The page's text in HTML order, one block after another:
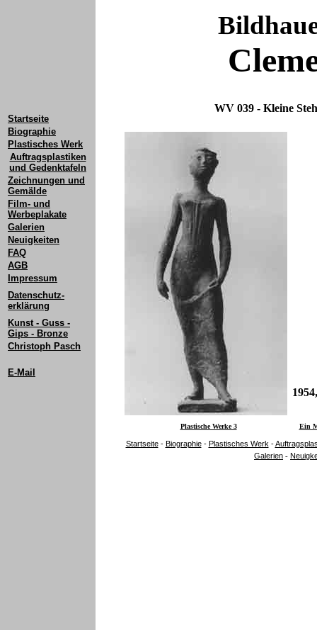
Startseite
Biographie
Plastisches Werk
Auftragsplastiken
und Gedenktafeln
Zeichnungen und
Gemälde
Film- und
Werbeplakate
Galerien
Neuigkeiten
FAQ
AGB
Impressum
Datenschutz-
erklärung
Kunst - Guss -
Gips - Bronze
Christoph Pasch
E-Mail
WV 039 - Kleine
Plastische Werke 3 Ein
Startseite- Biographie- Plastisches Werk -
Galerien -